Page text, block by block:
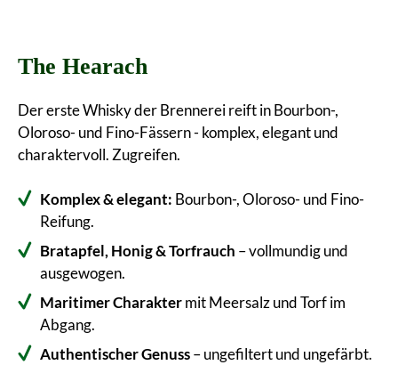
The Hearach
Der erste Whisky der Brennerei reift in Bourbon-,
Oloroso- und Fino-Fässern - komplex, elegant und
charaktervoll. Zugreifen.
Komplex & elegant: Bourbon-, Oloroso- und Fino-
Reifung.
Bratapfel, Honig & Torfrauch – vollmundig und
ausgewogen.
Maritimer Charaktermit Meersalz und Torf im
Abgang.
Authentischer Genuss– ungefiltert und ungefärbt.